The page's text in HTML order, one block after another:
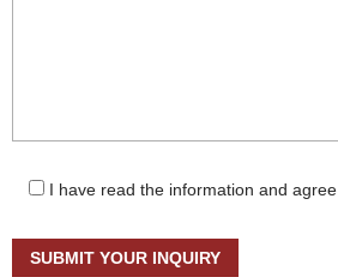
I have read the information and agree